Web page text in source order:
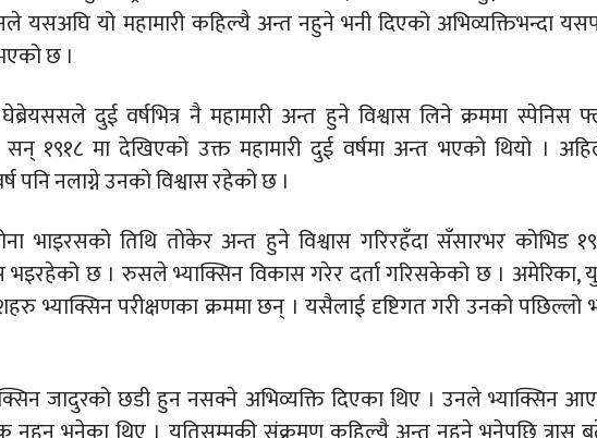
यसअघि यो महामारी कहिल्यै अन्त नहुने भनी दिएको अभिव्यक्तिभन्दा
छ ।
दुई वर्षभित्र नै महामारी अन्त हुने विश्वास लिने क्रममा स्पेनिस
१९१८ मा देखिएको उक्त महामारी दुई वर्षमा अन्त भएको थियो ।
पनि नलाग्ने उनको विश्वास रहेको छ ।
भाइरसको तिथि तोकेर अन्त हुने विश्वास गरिरहँदा सँसारभर कोभिड
भइरहेको छ । रुसले भ्याक्सिन विकास गरेर दर्ता गरिसकेको छ । अमेरिका,
भ्याक्सिन परीक्षणका क्रममा छन् । यसैलाई दृष्टिगत गरी उनको पछिल्लो
जादुरको छडी हुन नसक्ने अभिव्यक्ति दिएका थिए । उनले भ्याक्सिन